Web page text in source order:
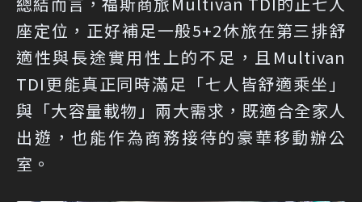
座定位，正好補足一般5+2休旅在第三排舒
適性與長途實用性上的不足，且Multivan
TDI更能真正同時滿足「七人皆舒適乘坐」
與「大容量載物」兩大需求，既適合全家人
出遊，也能作為商務接待的豪華移動辦公
室。